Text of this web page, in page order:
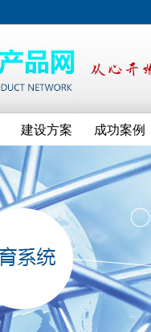
建设方案 成功案例